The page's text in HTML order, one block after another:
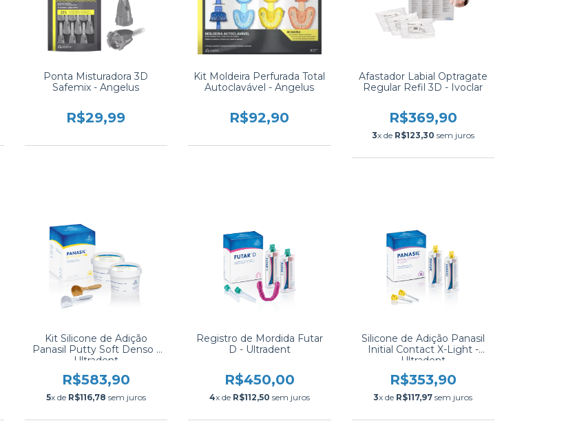
Ponta Misturadora 3D
Safemix - Angelus
R$29,99
Kit Moldeira Perfurada Total
Autoclavável - Angelus
R$92,90
Afastador Labial Optragate
Regular Refil 3D - Ivoclar
R$369,90
3x de R$123,30 sem juros
Kit Silicone de Adição
Panasil Putty Soft Denso -
Ultradent
R$583,90
5x de R$116,78 sem juros
Registro de Mordida Futar
D - Ultradent
R$450,00
4x de R$112,50 sem juros
Silicone de Adição Panasil
Initial Contact X-Light -
Ultradent
R$353,90
3x de R$117,97 sem juros